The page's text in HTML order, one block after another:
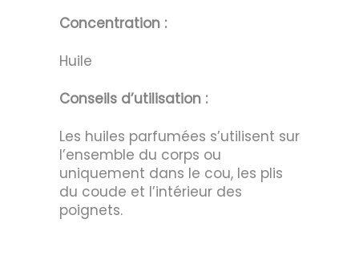
Concentration :
Huile
Conseils d’utilisation :
Les huiles parfumées s’utilisent sur
l’ensemble du corps ou
uniquement dans le cou, les plis
du coude et l’intérieur des
poignets.